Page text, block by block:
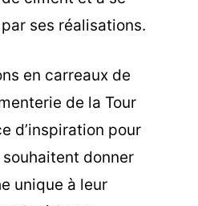
ses réalisations.
en carreaux de
de la Tour
d’inspiration pour
donner
unique à leur